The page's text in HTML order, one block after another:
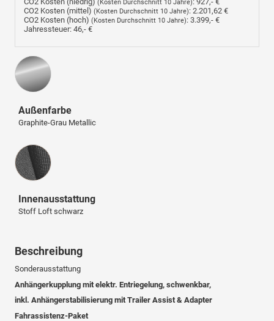
(Kosten Durchschnitt 10 Jahre)
CO2 Kosten (mittel) (Kosten Durchschnitt 10 Jahre): 2.201,62 €
CO2 Kosten (hoch) (Kosten Durchschnitt 10 Jahre): 3.399,- €
Jahressteuer: 46,- €
Außenfarbe
Graphite-Grau Metallic
Innenausstattung
Innenausstattung
Stoff Loft schwarz
Beschreibung
Sonderausstattung
Anhängerkupplung mit elektr. Entriegelung, schwenkbar,
inkl. Anhängerstabilisierung mit Trailer Assist & Adapter
Fahrassistenz-Paket